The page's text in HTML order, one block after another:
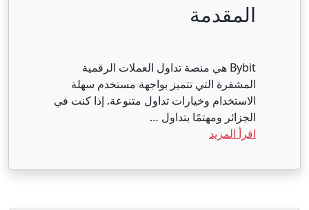
المقدمة
Bybit هي منصة تداول العملات الرقمية
المشفرة التي تتميز بواجهة مستخدم سهلة
الاستخدام وخيارات تداول متنوعة. إذا كنت في
الجزائر ومهتمًا بتداول …
اقرأ المزيد